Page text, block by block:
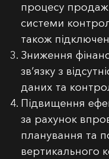
процесу
системи
також
Зниження
зв’язку з
даних та
Підвищення
за рахунок
планування та
вертикального